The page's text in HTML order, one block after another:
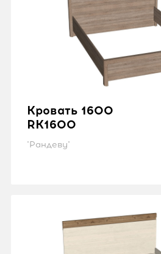
Кровать 1600
RK1600
"Рандеву"